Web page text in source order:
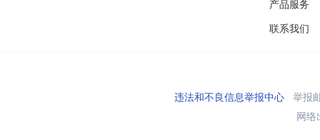
产品服务
联系我们
违法和不良信息举报中心举报
网